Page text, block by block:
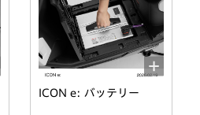
ICON e: バッテリー